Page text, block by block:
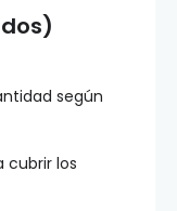
según
cubrir los